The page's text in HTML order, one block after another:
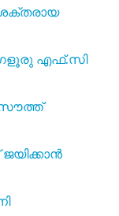
എഫ്.സി
സൗത്ത്